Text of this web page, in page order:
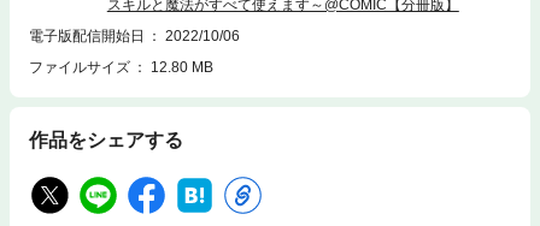
スキルと魔法がすべて使えます～@COMIC【分冊版】
電子版配信開始日
2022/10/06
ファイルサイズ
12.80 MB
作品をシェアする